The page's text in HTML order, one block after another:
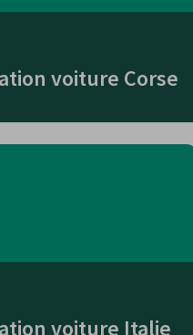
voiture Corse
voiture Italie